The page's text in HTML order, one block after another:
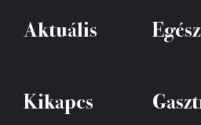
Aktuális
Kikapcs